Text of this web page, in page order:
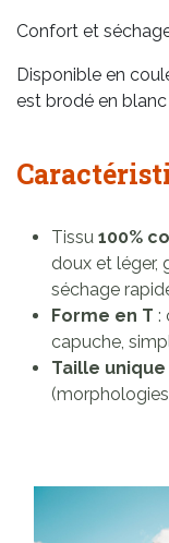
Confort et
Disponible en
est brodé en
Tissu 100%
doux et léger,
séchage
Forme en T :
capuche,
Taille unique